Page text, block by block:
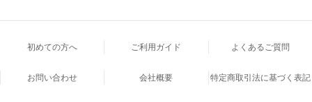
初めての方へ ご利用ガイド よくあるご質問
お問い合わせ 会社概要 特定商取引法に基づく表記